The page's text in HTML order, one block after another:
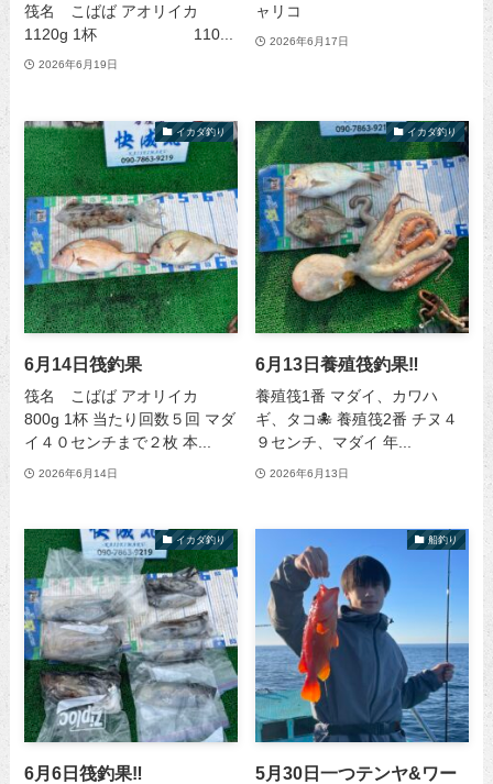
筏名 こばば アオリイカ
1120g 1杯 110...
2026年6月19日
ャリコ
2026年6月17日
イカダ釣り
6月14日筏釣果
筏名 こばば アオリイカ
800g 1杯 当たり回数５回 マダ
イ４０センチまで２枚 本...
2026年6月14日
イカダ釣り
6月13日養殖筏釣果‼️
養殖筏1番 マダイ、カワハ
ギ、タコ🐙 養殖筏2番 チヌ４
９センチ、マダイ 年...
2026年6月13日
イカダ釣り
6月6日筏釣果‼️
船釣り
5月30日一つテンヤ&ワー